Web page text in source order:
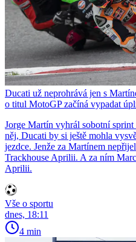
Ducati už neprohrává jen s
o titul MotoGP začíná vypadat
Jorge Martín vyhrál sobotní
něj, Ducati by si ještě mohla
jezdce. Jenže za Martínem
Trackhouse Aprilii. A za ním
Aprilii.
Vše o sportu
dnes, 18:11
4 min